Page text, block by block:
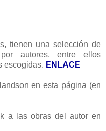
tienen una selección de
autores, entre ellos
escogidas. ENLACE
en esta página (en
a las obras del autor en